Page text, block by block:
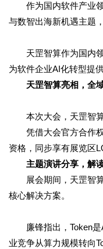
作为国内软件产业
与数智出海新机遇主题
天罡智算作为国内
为软件企业AI化转型提
天罡智算亮相，全
本次大会，天罡智
凭借大会官方合作
资格，同步享有展览区
主题演讲分享，解
展会期间，天罡智
核心解决方案。
廉锋指出，Token
业竞争从算力规模转向